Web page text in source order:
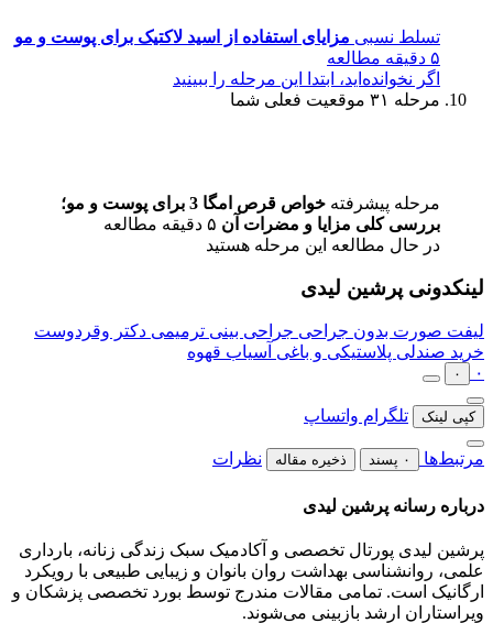
تسلط نسبی مزایای استفاده از اسید لاکتیک برای پوست و مو
۵ دقیقه مطالعه
اگر نخوانده‌اید، ابتدا این مرحله را ببینید
مرحله ۳۱
موقعیت فعلی شما
مرحله پیشرفته
خواص قرص امگا 3 برای پوست و مو؛
بررسی کلی مزایا و مضرات آن ۵ دقیقه مطالعه
در حال مطالعه این مرحله هستید
لینکدونی پرشین لیدی
لیفت صورت بدون جراحی جراحی بینی ترمیمی دکتر وقردوست
خرید صندلی پلاستیکی و باغی آسیاب قهوه
۰
۰
کپی لینک تلگرام واتساپ
مرتبط‌ها ۰ پسند ذخیره مقاله نظرات
درباره رسانه پرشین لیدی
پرشین لیدی پورتال تخصصی و آکادمیک سبک زندگی زنانه، بارداری
علمی، روانشناسی بهداشت روان بانوان و زیبایی طبیعی با رویکرد
ارگانیک است. تمامی مقالات مندرج توسط بورد تخصصی پزشکان و
ویراستاران ارشد بازبینی می‌شوند.